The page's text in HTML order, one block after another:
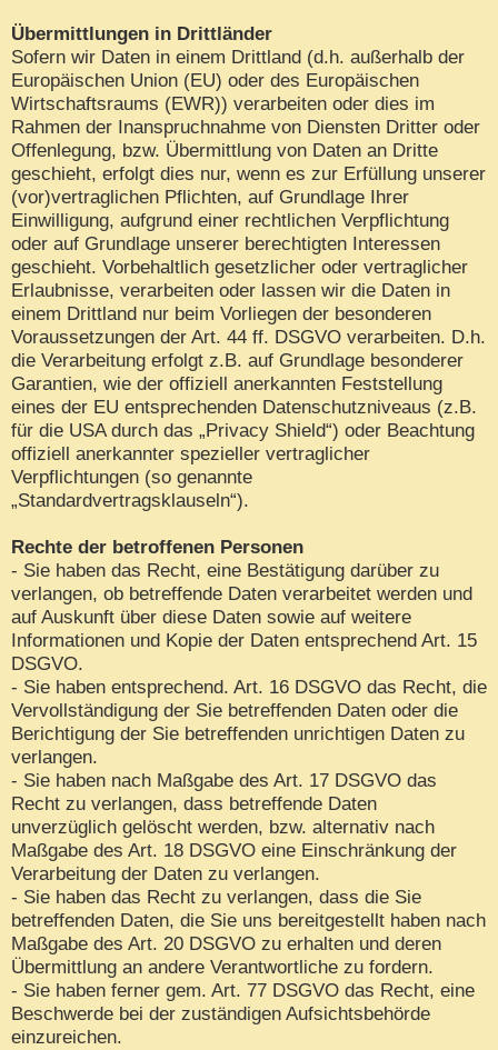
Übermittlungen in Drittländer
Sofern wir Daten in einem Drittland (d.h. außerhalb der
Europäischen Union (EU) oder des Europäischen
Wirtschaftsraums (EWR)) verarbeiten oder dies im
Rahmen der Inanspruchnahme von Diensten Dritter oder
Offenlegung, bzw. Übermittlung von Daten an Dritte
geschieht, erfolgt dies nur, wenn es zur Erfüllung unserer
(vor)vertraglichen Pflichten, auf Grundlage Ihrer
Einwilligung, aufgrund einer rechtlichen Verpflichtung
oder auf Grundlage unserer berechtigten Interessen
geschieht. Vorbehaltlich gesetzlicher oder vertraglicher
Erlaubnisse, verarbeiten oder lassen wir die Daten in
einem Drittland nur beim Vorliegen der besonderen
Voraussetzungen der Art. 44 ff. DSGVO verarbeiten. D.h.
die Verarbeitung erfolgt z.B. auf Grundlage besonderer
Garantien, wie der offiziell anerkannten Feststellung
eines der EU entsprechenden Datenschutzniveaus (z.B.
für die USA durch das „Privacy Shield“) oder Beachtung
offiziell anerkannter spezieller vertraglicher
Verpflichtungen (so genannte
„Standardvertragsklauseln“).
Rechte der betroffenen Personen
- Sie haben das Recht, eine Bestätigung darüber zu
verlangen, ob betreffende Daten verarbeitet werden und
auf Auskunft über diese Daten sowie auf weitere
Informationen und Kopie der Daten entsprechend Art. 15
DSGVO.
- Sie haben entsprechend. Art. 16 DSGVO das Recht, die
Vervollständigung der Sie betreffenden Daten oder die
Berichtigung der Sie betreffenden unrichtigen Daten zu
verlangen.
- Sie haben nach Maßgabe des Art. 17 DSGVO das
Recht zu verlangen, dass betreffende Daten
unverzüglich gelöscht werden, bzw. alternativ nach
Maßgabe des Art. 18 DSGVO eine Einschränkung der
Verarbeitung der Daten zu verlangen.
- Sie haben das Recht zu verlangen, dass die Sie
betreffenden Daten, die Sie uns bereitgestellt haben nach
Maßgabe des Art. 20 DSGVO zu erhalten und deren
Übermittlung an andere Verantwortliche zu fordern.
- Sie haben ferner gem. Art. 77 DSGVO das Recht, eine
Beschwerde bei der zuständigen Aufsichtsbehörde
einzureichen.